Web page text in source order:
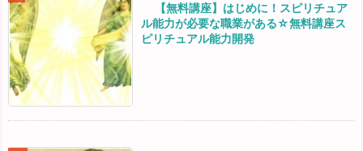
【無料講座】はじめに！スピリチュア
ル能力が必要な職業がある☆無料講座ス
ピリチュアル能力開発